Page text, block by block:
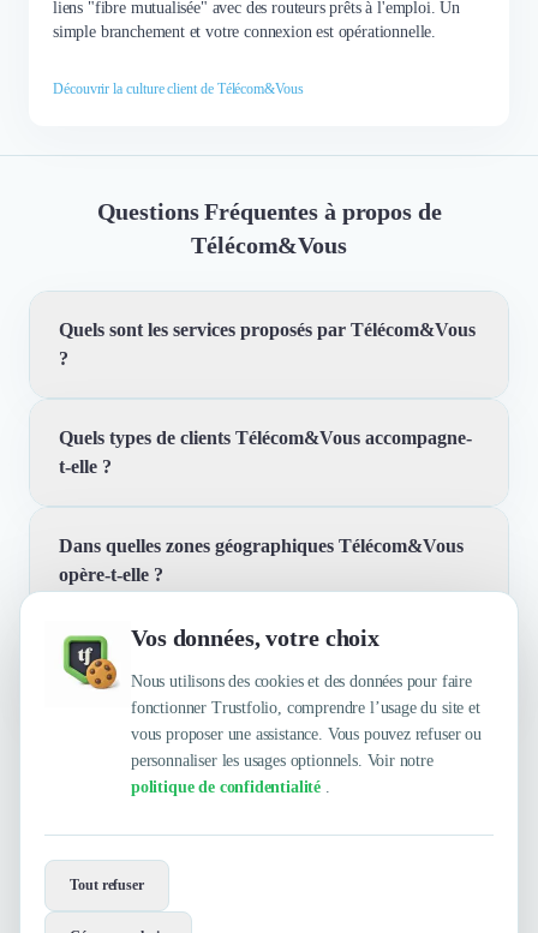
Vos données, votre choix
Nous utilisons des cookies et des données pour faire
fonctionner Trustfolio, comprendre l’usage du site et
vous proposer une assistance. Vous pouvez refuser ou
personnaliser les usages optionnels. Voir notre
politique de confidentialité .
Tout refuser
liens "fibre mutualisée" avec des routeurs prêts à l'emploi. Un
simple branchement et votre connexion est opérationnelle.
Découvrir la culture client de Télécom&Vous
Questions Fréquentes à propos de
Télécom&Vous
Quels sont les services proposés par Télécom&Vous
?
Nous intervenons sur tous les domaines de la
téléphonie d'entreprise, le parc informatique (PC et
et la gestion de campagnes publicitaires en ligne.
Quels types de clients Télécom&Vous accompagne-
t-elle ?
Nous nous adressons principalement aux artisans, aux
TPE, aux PME et aux professions libérales. Notre
besoins spécifiques de ces entreprises.
Dans quelles zones géographiques Télécom&Vous
opère-t-elle ?
Nous intervenons sur toute la Côte d'Azur. Notre
présence locale nous permet de répondre rapidement et
efficacement aux besoins de nos clients dans la région.
Quelles sont les principales qualités que leur
reconnaissent leurs clients ?
Trustfolio a authentifié les feedbacks suivants :
Rapidité, Réactivité, Expertise, Efficacité, À l'écoute
Contactez-les maintenant !